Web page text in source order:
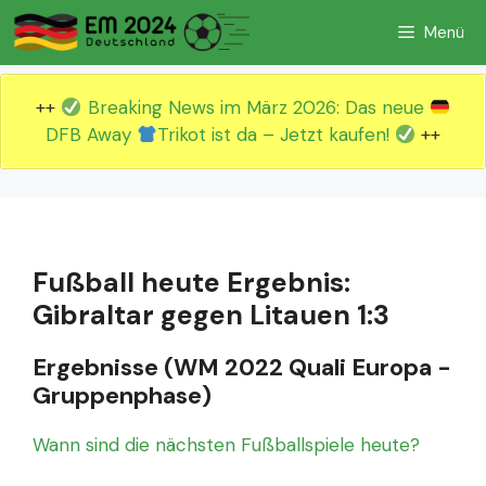
Zum
Inhalt
springen
Menü
++
Breaking News im März 2026: Das neue
DFB Away
Trikot ist da – Jetzt kaufen! ++
Fußball heute Ergebnis:
Gibraltar gegen Litauen 1:3
Ergebnisse (WM 2022 Quali Europa -
Gruppenphase)
Wann sind die nächsten Fußballspiele heute?